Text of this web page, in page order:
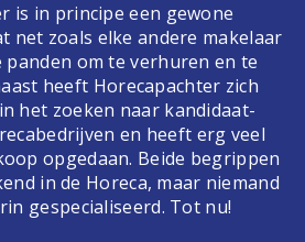
is in principe een gewone
net zoals elke andere makelaar
om te verhuren en te
heeft Horecapachter zich
het zoeken naar kandidaat-
en heeft erg veel
opgedaan. Beide begrippen
in de Horeca, maar niemand
gespecialiseerd. Tot nu!